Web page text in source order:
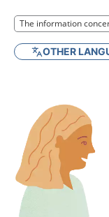
The information
The information
OTHER